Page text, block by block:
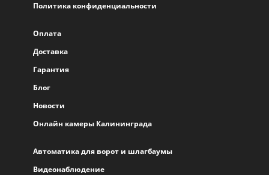
Политика конфиденциальности
Оплата
Доставка
Гарантия
Блог
Новости
Онлайн камеры Калининграда
Автоматика для ворот и шлагбаумы
Видеонаблюдение